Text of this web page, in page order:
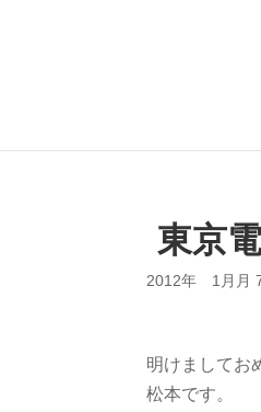
東京
2012年 1月月
明けましてお
松本です。